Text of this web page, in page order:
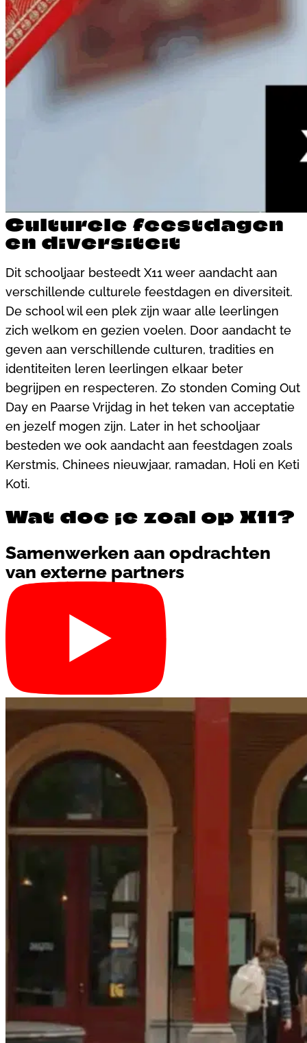
Culturele feestdagen
en diversiteit
Dit schooljaar besteedt X11 weer aandacht aan
verschillende culturele feestdagen en diversiteit.
De school wil een plek zijn waar alle leerlingen
zich welkom en gezien voelen. Door aandacht te
geven aan verschillende culturen, tradities en
identiteiten leren leerlingen elkaar beter
begrijpen en respecteren. Zo stonden Coming Out
Day en Paarse Vrijdag in het teken van acceptatie
en jezelf mogen zijn. Later in het schooljaar
besteden we ook aandacht aan feestdagen zoals
Kerstmis, Chinees nieuwjaar, ramadan, Holi en Keti
Koti.
Wat doe je zoal op X11?
Samenwerken aan opdrachten
van externe partners